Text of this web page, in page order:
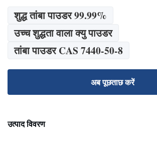
शुद्ध तांबा पाउडर 99.99%
उच्च शुद्धता वाला क्यु पाउडर
तांबा पाउडर CAS 7440-50-8
अब पूछताछ करें
उत्पाद विवरण